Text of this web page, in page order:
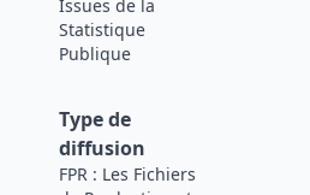
Issues de la
Statistique
Publique
Type de
diffusion
FPR : Les Fichiers